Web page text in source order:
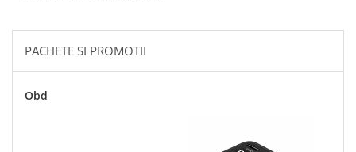
Piese Caroserie
Oglinzi
PACHETE SI PROMOTII
Obd